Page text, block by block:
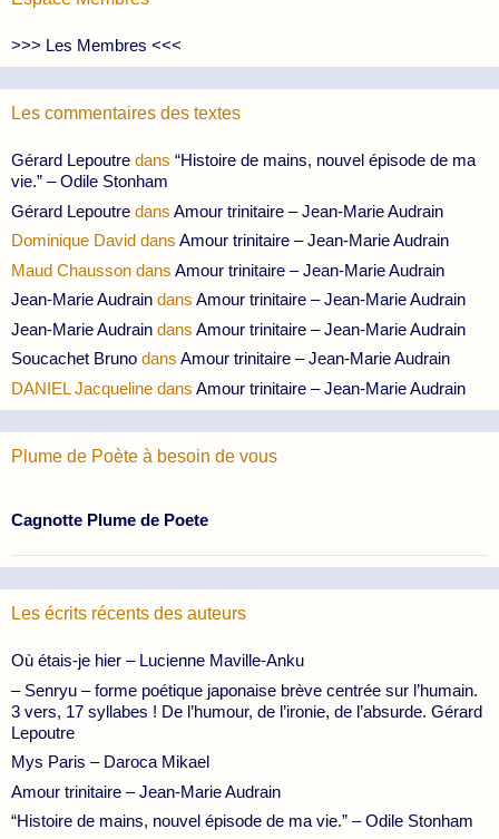
>>> Les Membres <<<
Les commentaires des textes
Gérard Lepoutre dans “Histoire de mains, nouvel épisode de ma
vie.” – Odile Stonham
Gérard Lepoutre dans Amour trinitaire – Jean-Marie Audrain
Dominique David dans Amour trinitaire – Jean-Marie Audrain
Maud Chausson dans Amour trinitaire – Jean-Marie Audrain
Jean-Marie Audrain dans Amour trinitaire – Jean-Marie Audrain
Jean-Marie Audrain dans Amour trinitaire – Jean-Marie Audrain
Soucachet Bruno dans Amour trinitaire – Jean-Marie Audrain
DANIEL Jacqueline dans Amour trinitaire – Jean-Marie Audrain
Plume de Poète à besoin de vous
Cagnotte Plume de Poete
Les écrits récents des auteurs
Où étais-je hier – Lucienne Maville-Anku
– Senryu – forme poétique japonaise brève centrée sur l’humain.
3 vers, 17 syllabes ! De l’humour, de l’ironie, de l’absurde. Gérard
Lepoutre
Mys Paris – Daroca Mikael
Amour trinitaire – Jean-Marie Audrain
“Histoire de mains, nouvel épisode de ma vie.” – Odile Stonham